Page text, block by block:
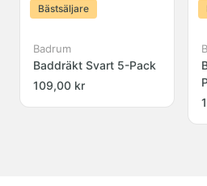
Bästsäljare
Badrum
Baddräkt Svart 5-Pack
109,00 kr